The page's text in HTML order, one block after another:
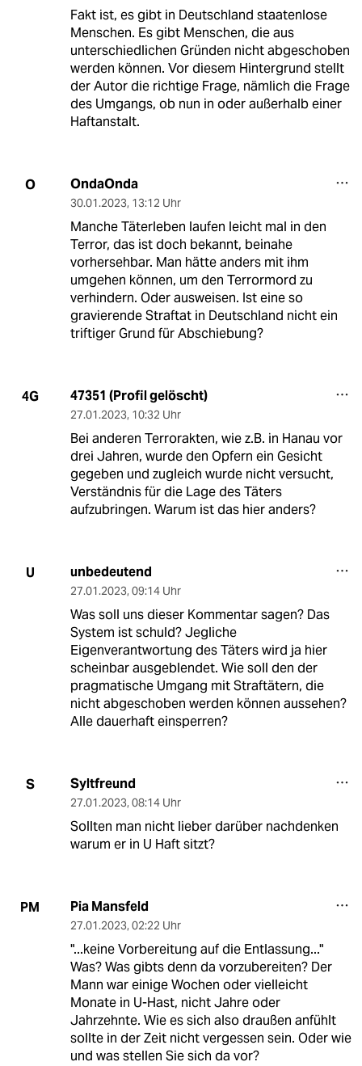
Fakt ist, es gibt in Deutschland staatenlose
Menschen. Es gibt Menschen, die aus
unterschiedlichen Gründen nicht abgeschoben
werden können. Vor diesem Hintergrund stellt
der Autor die richtige Frage, nämlich die Frage
des Umgangs, ob nun in oder außerhalb einer
Haftanstalt.
O OndaOnda
30.01.2023, 13:12 Uhr
Manche Täterleben laufen leicht mal in den
Terror, das ist doch bekannt, beinahe
vorhersehbar. Man hätte anders mit ihm
umgehen können, um den Terrormord zu
verhindern. Oder ausweisen. Ist eine so
gravierende Straftat in Deutschland nicht ein
triftiger Grund für Abschiebung?
4G 47351 (Profil gelöscht)
27.01.2023, 10:32 Uhr
Bei anderen Terrorakten, wie z.B. in Hanau vor
drei Jahren, wurde den Opfern ein Gesicht
gegeben und zugleich wurde nicht versucht,
Verständnis für die Lage des Täters
aufzubringen. Warum ist das hier anders?
U unbedeutend
27.01.2023, 09:14 Uhr
Was soll uns dieser Kommentar sagen? Das
System ist schuld? Jegliche
Eigenverantwortung des Täters wird ja hier
scheinbar ausgeblendet. Wie soll den der
pragmatische Umgang mit Straftätern, die
nicht abgeschoben werden können aussehen?
Alle dauerhaft einsperren?
S Syltfreund
27.01.2023, 08:14 Uhr
Sollten man nicht lieber darüber nachdenken
warum er in U Haft sitzt?
PM Pia Mansfeld
27.01.2023, 02:22 Uhr
"...keine Vorbereitung auf die Entlassung..."
Was? Was gibts denn da vorzubereiten? Der
Mann war einige Wochen oder vielleicht
Monate in U-Hast, nicht Jahre oder
Jahrzehnte. Wie es sich also draußen anfühlt
sollte in der Zeit nicht vergessen sein. Oder wie
und was stellen Sie sich da vor?